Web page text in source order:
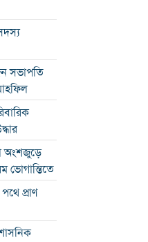
সভাপতি
অংশজুড়ে
ভোগান্তিতে
প্রাণ